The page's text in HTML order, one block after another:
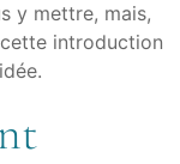
y mettre, mais,
introduction